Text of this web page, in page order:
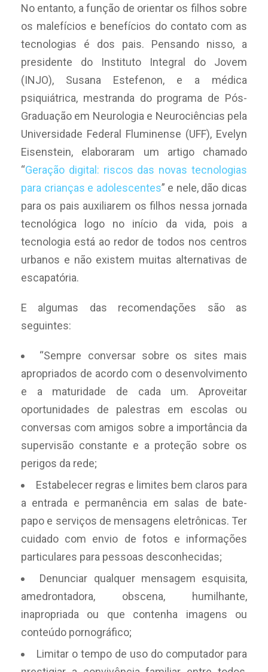
No entanto, a função de orientar os filhos sobre
os malefícios e benefícios do contato com as
tecnologias é dos pais. Pensando nisso, a
presidente do Instituto Integral do Jovem
(INJO), Susana Estefenon, e a médica
psiquiátrica, mestranda do programa de Pós-
Graduação em Neurologia e Neurociências pela
Universidade Federal Fluminense (UFF), Evelyn
Eisenstein, elaboraram um artigo chamado
“Geração digital: riscos das novas tecnologias
para crianças e adolescentes” e nele, dão dicas
para os pais auxiliarem os filhos nessa jornada
tecnológica logo no início da vida, pois a
tecnologia está ao redor de todos nos centros
urbanos e não existem muitas alternativas de
escapatória.
E algumas das recomendações são as
seguintes:
“Sempre conversar sobre os sites mais
apropriados de acordo com o desenvolvimento
e a maturidade de cada um. Aproveitar
oportunidades de palestras em escolas ou
conversas com amigos sobre a importância da
supervisão constante e a proteção sobre os
perigos da rede;
Estabelecer regras e limites bem claros para
a entrada e permanência em salas de bate-
papo e serviços de mensagens eletrônicas. Ter
cuidado com envio de fotos e informações
particulares para pessoas desconhecidas;
Denunciar qualquer mensagem esquisita,
amedrontadora, obscena, humilhante,
inapropriada ou que contenha imagens ou
conteúdo pornográfico;
Limitar o tempo de uso do computador para